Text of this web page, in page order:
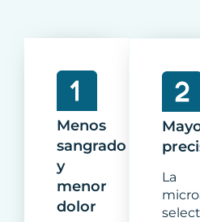
Menos
sangrado
y
menor
dolor
La